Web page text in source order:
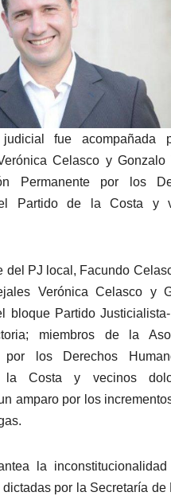
fue acompañada
Celasco y Gonzalo
Permanente por los
Partido de la Costa y
del PJ local, Facundo
Verónica Celasco y
bloque Partido
miembros de la
por los Derechos
la Costa y vecinos
amparo por los
la
por la Secretaría de